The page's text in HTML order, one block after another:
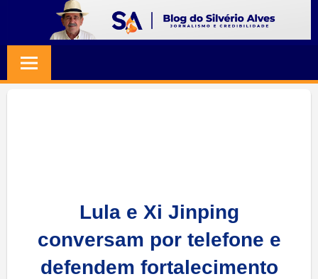
content
SILVERIO
Jornalismo
Credibilidade
Lula e Xi Jinping
conversam por telefone e
defendem fortalecimento